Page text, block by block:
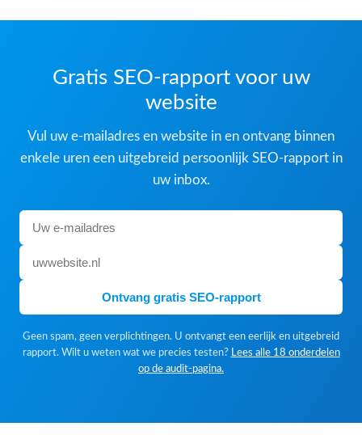
Gratis SEO-rapport voor uw
website
Vul uw e-mailadres en website in en ontvang binnen
enkele uren een uitgebreid persoonlijk SEO-rapport in
uw inbox.
Ontvang gratis SEO-rapport
Geen spam, geen verplichtingen. U ontvangt een eerlijk en uitgebreid
rapport. Wilt u weten wat we precies testen? Lees alle 18 onderdelen
op de audit-pagina.